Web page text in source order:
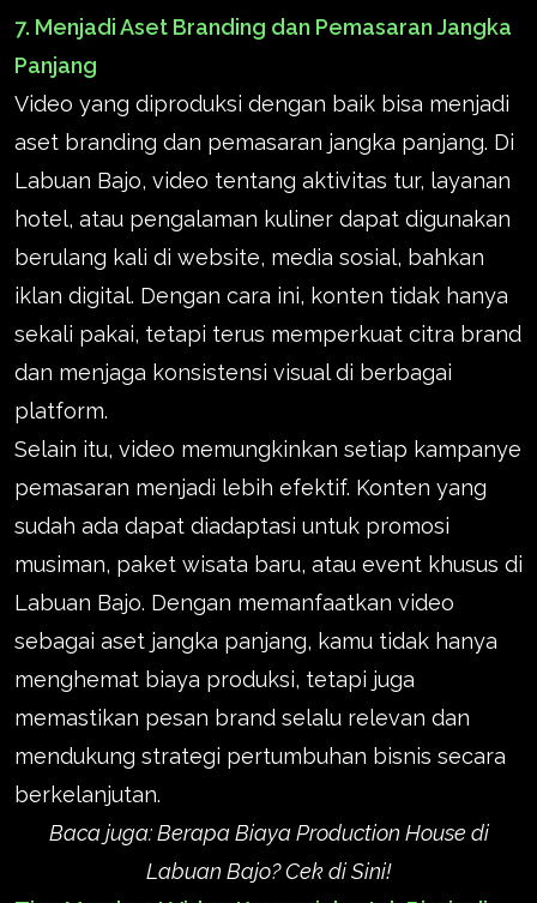
7. Menjadi Aset Branding dan Pemasaran Jangka
Panjang
Video yang diproduksi dengan baik bisa menjadi
aset branding dan pemasaran jangka panjang. Di
Labuan Bajo, video tentang aktivitas tur, layanan
hotel, atau pengalaman kuliner dapat digunakan
berulang kali di website, media sosial, bahkan
iklan digital. Dengan cara ini, konten tidak hanya
sekali pakai, tetapi terus memperkuat citra brand
dan menjaga konsistensi visual di berbagai
platform.
Selain itu, video memungkinkan setiap kampanye
pemasaran menjadi lebih efektif. Konten yang
sudah ada dapat diadaptasi untuk promosi
musiman, paket wisata baru, atau event khusus di
Labuan Bajo. Dengan memanfaatkan video
sebagai aset jangka panjang, kamu tidak hanya
menghemat biaya produksi, tetapi juga
memastikan pesan brand selalu relevan dan
mendukung strategi pertumbuhan bisnis secara
berkelanjutan.
Baca juga:Berapa Biaya Production House di
Labuan Bajo? Cek di Sini!